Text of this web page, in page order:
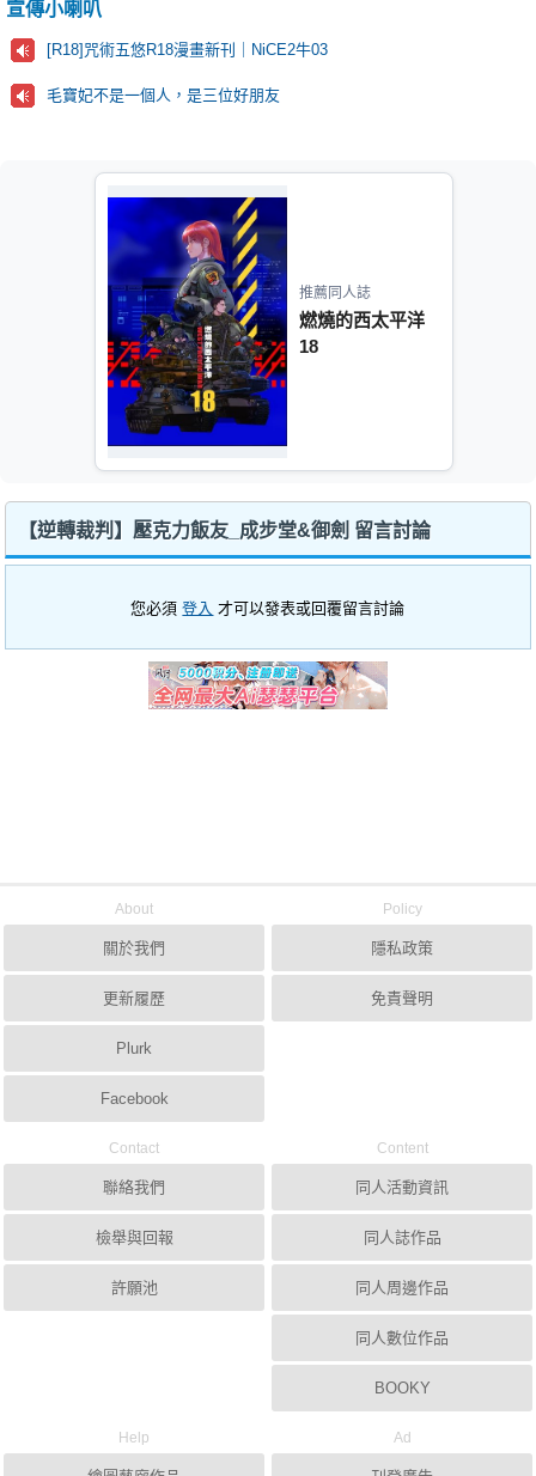
宣傳小喇叭
[R18]咒術五悠R18漫畫新刊｜NiCE2牛03
毛寶妃不是一個人，是三位好朋友
推薦同人誌
燃燒的西太平洋
18
【逆轉裁判】壓克力飯友_成步堂&御劍 留言討論
您必須登入 才可以發表或回覆留言討論
About
關於我們
更新履歷
Plurk
Facebook
Policy
隱私政策
免責聲明
Contact
聯絡我們
檢舉與回報
許願池
Content
同人活動資訊
同人誌作品
同人周邊作品
同人數位作品
BOOKY
Help Ad